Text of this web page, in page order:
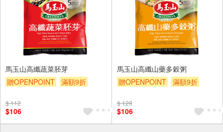
馬玉山高纖蔬菜胚芽
贈OPENPOINT
滿額9折
$ 112
$106
馬玉山高纖山藥多穀粥
贈OPENPOINT
滿額9折
$ 129
$106